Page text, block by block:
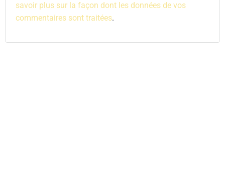
savoir plus sur la façon dont les données de vos
commentaires sont traitées.